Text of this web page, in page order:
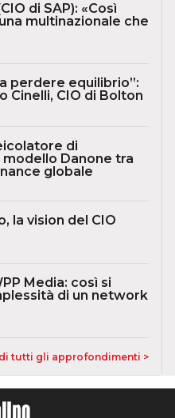
di SAP): «Così
multinazionale che
perdere equilibrio”:
Cinelli, CIO di Bolton
di
modello Danone tra
globale
la vision del CIO
Media: così si
di un network
tutti gli approfondimenti >